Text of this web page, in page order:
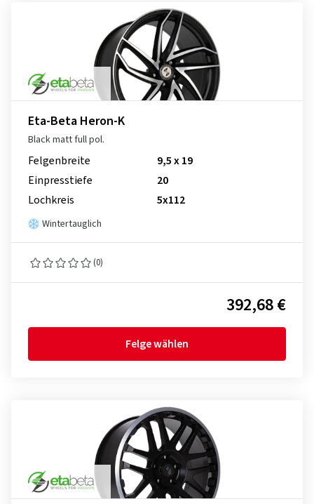
Eta-Beta Heron-K
Black matt full pol.
Felgenbreite
9,5 x 19
Einpresstiefe
20
Lochkreis
5x112
Wintertauglich
(0)
392,68 €
Felge wählen